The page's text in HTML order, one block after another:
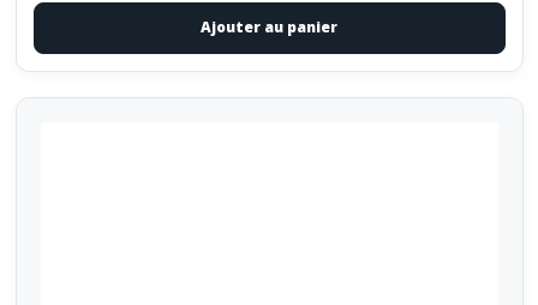
Ajouter au panier